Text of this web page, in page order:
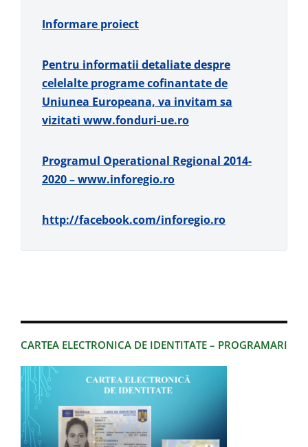
CARTEA ELECTRONICA DE IDENTITATE – PROGRAMARI
Informare proiect
Pentru informatii detaliate despre
celelalte programe cofinantate de
Uniunea Europeana, va invitam sa
vizitati www.fonduri-ue.ro
Programul Operational Regional 2014-
2020 –www.inforegio.ro
http://facebook.com/inforegio.ro